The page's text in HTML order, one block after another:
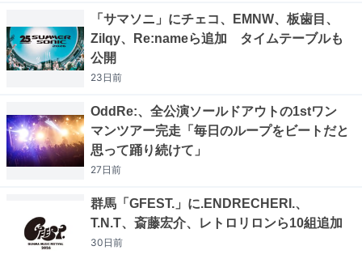
「サマソニ」にチェコ、EMNW、板歯目、
Zilqy、Re:nameら追加 タイムテーブルも
公開
23日前
OddRe:、全公演ソールドアウトの1stワン
マンツアー完走「毎日のループをビートだと
思って踊り続けて」
27日前
群馬「GFEST.」に.ENDRECHERI.、
T.N.T、斎藤宏介、レトロリロンら10組追加
30日前